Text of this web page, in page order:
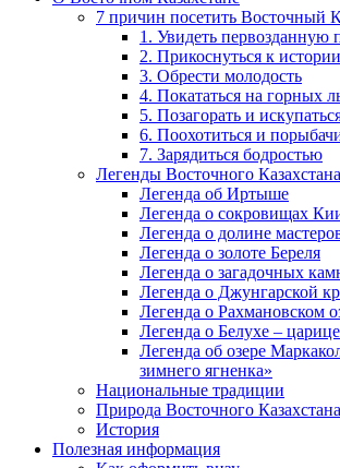
7 причин посетить Восточный
1. Увидеть первозданную
2. Прикоснуться к истории
3. Обрести молодость
4. Покататься на горных
5. Позагорать и
6. Поохотиться и
7. Зарядиться бодростью
Легенды Восточного Казахстана
Легенда об Иртыше
Легенда о сокровищах
Легенда о долине
Легенда о золоте Береля
Легенда о загадочных
Легенда о Джунгарской
Легенда о Рахмановском
Легенда о Белухе –
Легенда об озере
зимнего ягненка»
Национальные традиции
Природа Восточного Казахстана
История
Полезная информация